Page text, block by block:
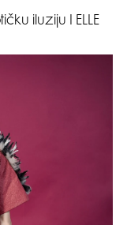
iluziju I ELLE